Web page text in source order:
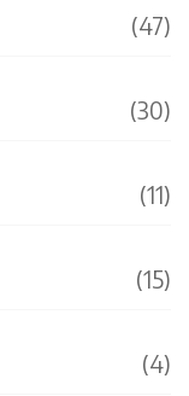
(47)
(30)
(11)
(15)
(4)